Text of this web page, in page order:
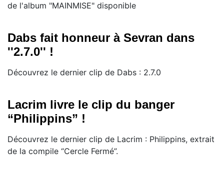
de l'album "MAINMISE" disponible
Dabs fait honneur à Sevran dans
''2.7.0'' !
Découvrez le dernier clip de Dabs : 2.7.0
Lacrim livre le clip du banger
“Philippins” !
Découvrez le dernier clip de Lacrim : Philippins, extrait
de la compile “Cercle Fermé”.